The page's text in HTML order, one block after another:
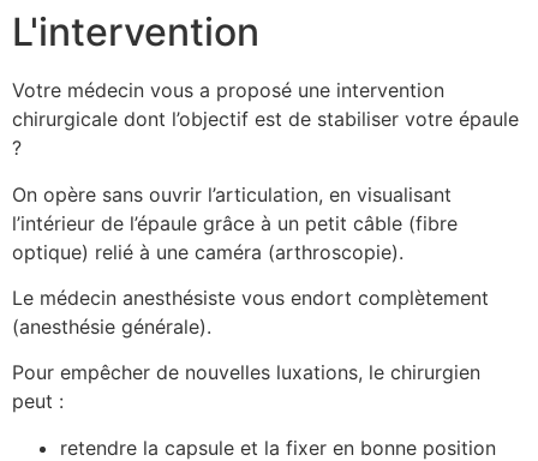
L'intervention
Votre médecin vous a proposé une intervention
chirurgicale dont l’objectif est de stabiliser votre épaule
?
On opère sans ouvrir l’articulation, en visualisant
l’intérieur de l’épaule grâce à un petit câble (fibre
optique) relié à une caméra (arthroscopie).
Le médecin anesthésiste vous endort complètement
(anesthésie générale).
Pour empêcher de nouvelles luxations, le chirurgien
peut :
retendre la capsule et la fixer en bonne position